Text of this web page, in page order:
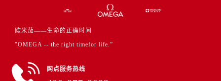
欧米茄——生命的正确时间
"OMEGA -- the right timefor life.”
网点服务热线